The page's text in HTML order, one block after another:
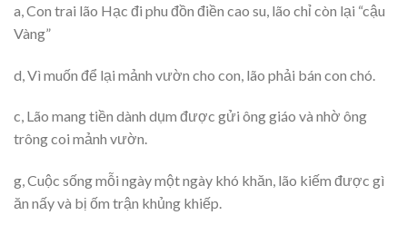
a, Con trai lão Hạc đi phu đồn điền cao su, lão chỉ còn lại “cậu
Vàng”
d, Vì muốn để lại mảnh vườn cho con, lão phải bán con chó.
c, Lão mang tiền dành dụm được gửi ông giáo và nhờ ông
trông coi mảnh vườn.
g, Cuộc sống mỗi ngày một ngày khó khăn, lão kiếm được gì
ăn nấy và bị ốm trận khủng khiếp.